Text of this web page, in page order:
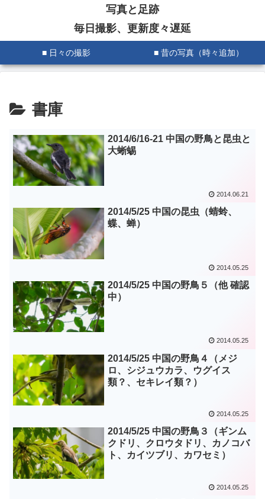
写真と足跡
毎日撮影、更新度々遅延
■ 日々の撮影 ■ 昔の写真（時々追加）
書庫
2014/6/16-21 中国の野鳥と昆虫と
大蜥蜴
2014.06.21
2014/5/25 中国の昆虫（蜻蛉、
蝶、蝉）
2014.05.25
2014/5/25 中国の野鳥５（他 確認
中）
2014.05.25
2014/5/25 中国の野鳥４（メジ
ロ、シジュウカラ、ウグイス
類？、セキレイ類？）
2014.05.25
2014/5/25 中国の野鳥３（ギンム
クドリ、クロウタドリ、カノコバ
ト、カイツブリ、カワセミ）
2014.05.25